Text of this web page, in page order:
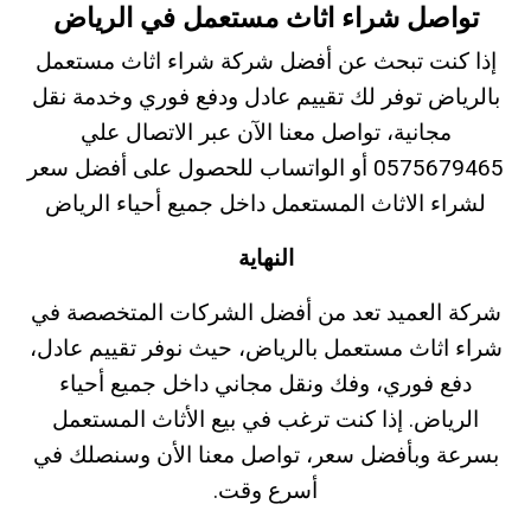
تواصل شراء اثاث مستعمل في الرياض
إذا كنت تبحث عن أفضل شركة شراء اثاث مستعمل
بالرياض توفر لك تقييم عادل ودفع فوري وخدمة نقل
مجانية، تواصل معنا الآن عبر الاتصال علي
0575679465 أو
الواتساب للحصول على أفضل سعر
لشراء الاثاث المستعمل داخل جميع أحياء الرياض
النهاية
شركة العميد تعد من أفضل الشركات المتخصصة في
شراء اثاث مستعمل بالرياض، حيث نوفر تقييم عادل،
دفع فوري، وفك ونقل مجاني داخل جميع أحياء
الرياض. إذا كنت ترغب في بيع الأثاث المستعمل
بسرعة وبأفضل سعر، تواصل معنا الأن وسنصلك في
أسرع وقت.